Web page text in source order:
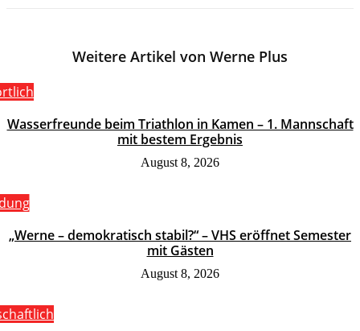
Weitere Artikel von Werne Plus
Wasserfreunde beim Triathlon in Kamen – 1. Mannschaft
mit bestem Ergebnis
August 8, 2026
„Werne – demokratisch stabil?“ – VHS eröffnet Semester
mit Gästen
August 8, 2026